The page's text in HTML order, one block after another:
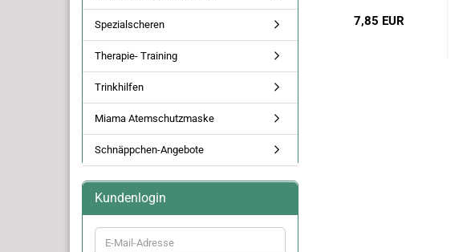
7,85 EUR
Spezialscheren
Therapie- Training
Trinkhilfen
Miama Atemschutzmaske
Schnäppchen-Angebote
Kundenlogin
E-